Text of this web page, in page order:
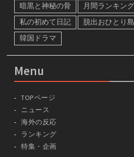
暗黒と神秘の骨
月間ランキング
私の初めて日記
脱出おひとり島
韓国ドラマ
Menu
TOPページ
ニュース
海外の反応
ランキング
特集・企画